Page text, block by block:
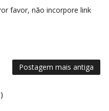
favor, não incorpore link
Postagem mais antiga